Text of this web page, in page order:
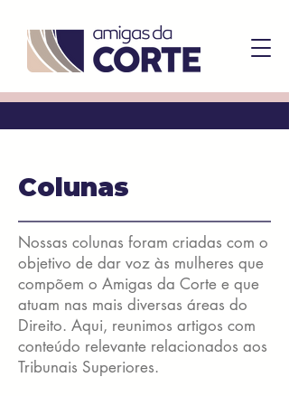
Colunas
Nossas colunas foram criadas com o
objetivo de dar voz às mulheres que
compõem o Amigas da Corte e que
atuam nas mais diversas áreas do
Direito. Aqui, reunimos artigos com
conteúdo relevante relacionados aos
Tribunais Superiores.